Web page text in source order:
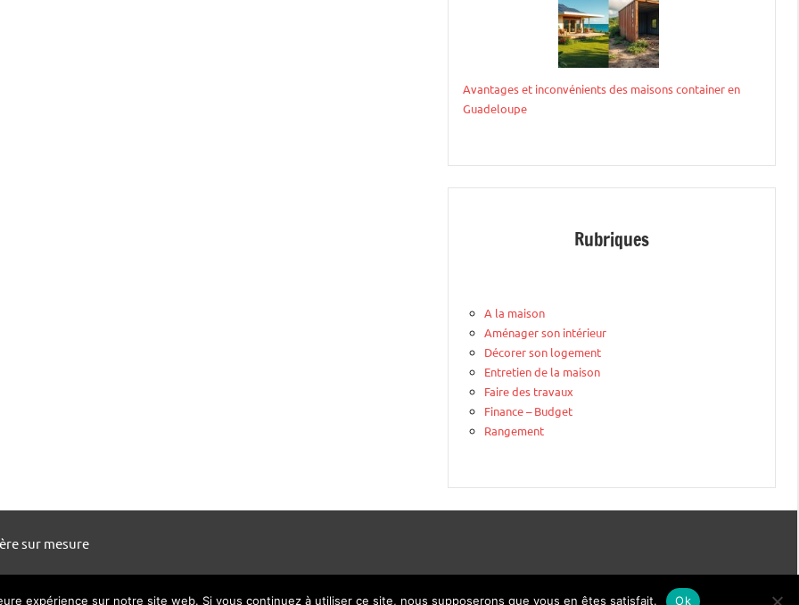
Avantages et inconvénients des maisons container en
Guadeloupe
Rubriques
A la maison
Aménager son intérieur
Décorer son logement
Entretien de la maison
Faire des travaux
Finance – Budget
Rangement
sur mesure
expérience sur notre site web. Si vous continuez à utiliser ce site, nous supposerons que vous en êtes satisfait. Ok